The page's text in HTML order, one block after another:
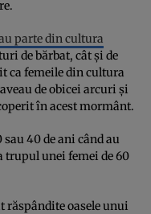
parte din cultura
de bărbat, cât și de
ca femeile din cultura
de obicei arcuri și
în acest mormânt.
40 de ani când au
trupul unei femei de 60
oasele unui